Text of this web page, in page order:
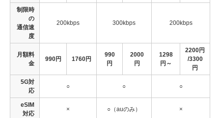
制限時
の
通信速
度
200kbps 300kbps 200kbps
月額料
金
990円 1760円
990
円
2000
円
1298
円～
2200円
/3300
円
5G対
応
○ ○ ○
eSIM
対応
× ○（auのみ） ×